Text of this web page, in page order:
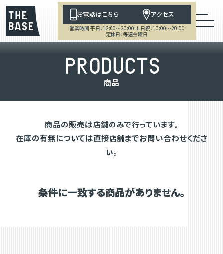
お電話はこちら アクセス
営業時間 平日：12:00～20:00 土日祝：10:00～20:00
定休日：毎週金曜日
PRODUCTS
商品
商品の販売は店舗のみで行っています。
在庫の有無については直接店舗までお問い合わせくださ
い。
条件に一致する商品がありません。